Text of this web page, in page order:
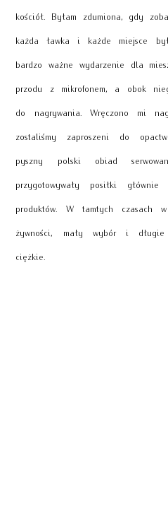
kościół. Byłam zdumiona, gdy
każda ławka i każde miejsce
bardzo ważne wydarzenie dla
przodu z mikrofonem, a obok
do nagrywania. Wręczono mi
zostaliśmy zaproszeni do
pyszny polski obiad
przygotowywały posiłki
produktów. W tamtych czasach
żywności, mały wybór i
ciężkie.